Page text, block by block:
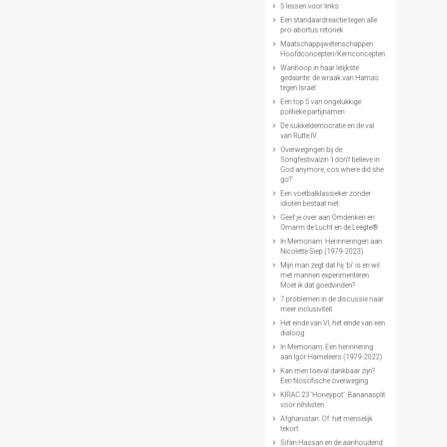
5 lessen voor links
Een standaardreactie tegen alle
pro-abortus retoriek
Maatschappijwetenschappen
Hoofdconcepten/Kernconcepten
Wanhoop in haar lelijkste
gedaante: de wraak van Hamas
tegen Israël
Een top 5 van ongelukkige
politieke partijnamen
De sukkeldemocratie en de val
van Rutte IV
Overwegingen bij de
Songfestivalzin ‘I don’t believe in
God anymore, cos where did she
go?’
Een voetbalklassieker zonder
idioten bestaat niet
Geef je over aan Omdenken en
Omarm de Lucht en de Leegte®
In Memoriam. Herinneringen aan
Nicolette Siep (1979-2023)
Mijn man zegt dat hij ‘bi’ is en wil
met mannen experimenteren.
Moet ik dat goedvinden?
7 problemen in de discussie naar
meer inclusiviteit
Het einde van VI, het einde van een
dialoog
In Memoriam. Een herinnering
aan Igor Hameleers (1979-2022)
Kan men toeval dankbaar zijn?
Een filosofische overweging
KIRAC 23 ‘Honeypot’: Bananasplit
voor nihilisten
Afghanistan. Of: het menselijk
tekort.
Sifan Hassan en de aanhoudend